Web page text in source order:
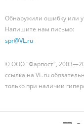
Обнаружили ошибку или
Напишите нам письмо:
spr@VL.ru
© ООО "Фарпост",
ссылка на VL.ru
только при наличии